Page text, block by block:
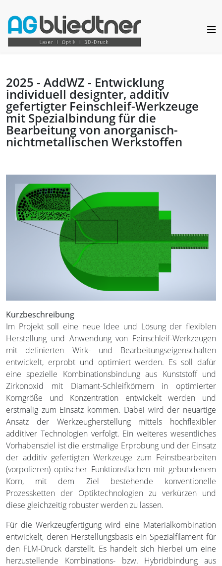
2025 - AddWZ - Entwicklung
individuell designter, additiv
gefertigter Feinschleif-Werkzeuge
mit Spezialbindung für die
Bearbeitung von anorganisch-
nichtmetallischen Werkstoffen
Kurzbeschreibung
Im Projekt soll eine neue Idee und Lösung der flexiblen
Herstellung und Anwendung von Feinschleif-Werkzeugen
mit definierten Wirk- und Bearbeitungseigenschaften
entwickelt, erprobt und optimiert werden. Es soll dafür
eine spezielle Kombinationsbindung aus Kunststoff und
Zirkonoxid mit Diamant-Schleifkörnern in optimierter
Korngröße und Konzentration entwickelt werden und
erstmalig zum Einsatz kommen. Dabei wird der neuartige
Ansatz der Werkzeugherstellung mittels hochflexibler
additiver Technologien verfolgt. Ein weiteres wesentliches
Vorhabensziel ist die erstmalige Erprobung und der Einsatz
der additiv gefertigten Werkzeuge zum Feinstbearbeiten
(vorpolieren) optischer Funktionsflächen mit gebundenem
Korn, mit dem Ziel bestehende konventionelle
Prozessketten der Optiktechnologien zu verkürzen und
diese gleichzeitig robuster werden zu lassen.
Für die Werkzeugfertigung wird eine Materialkombination
entwickelt, deren Herstellungsbasis ein Spezialfilament für
den FLM-Druck darstellt. Es handelt sich hierbei um eine
herzustellende Kombinations- bzw. Hybridbindung aus